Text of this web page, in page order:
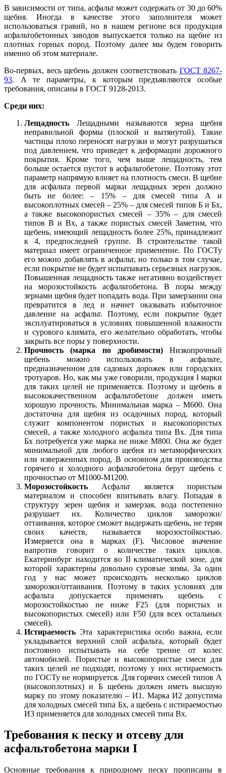
В зависимости от типа, асфальт может содержать от 30 до 60%
щебня. Иногда в качестве этого заполнителя может
использоваться гравий, но в нашем регионе вся продукция
асфальтобетонных заводов выпускается только на щебне из
плотных горных пород. Поэтому далее мы будем говорить
именно об этом материале.
Во-первых, весь щебень должен соответствовать ГОСТ 8267-
93. А те параметры, к которым предъявляются особые
требования, описаны в ГОСТ 9128-2013.
Среди них:
Лещадность
Лещадными называются зерна щебня
неправильной формы (плоской и вытянутой). Такие
частицы плохо переносят нагрузки и могут разрушаться
под давлением, что приведет к деформации дорожного
покрытия. Кроме того, чем выше лещадность, тем
больше остается пустот в асфальтобетоне. Поэтому этот
параметр напрямую влияет на плотность смеси. В щебне
для асфальта первой марки лещадных зерен должно
быть не более: – 15% – для смесей типа А и
высокоплотных смесей – 25% – для смесей типов Б и Бх,
а также высокопористых смесей – 35% – для смесей
типов В и Вх, а также пористых смесей Заметим, что
щебень, имеющий лещадность более 25%, принадлежит
к 4, предпоследней группе. В строительстве такой
материал имеет ограниченное применение. По ГОСТу
его можно добавлять в асфальт, но только в том случае,
если покрытие не будет испытывать серьезных нагрузок.
Повышенная лещадность также негативно воздействует
на морозостойкость асфальтобетона. В поры между
зернами щебня будет попадать вода. При замерзании она
превратится в лед и начнет оказывать избыточное
давление на асфальт. Поэтому, если покрытие будет
эксплуатироваться в условиях повышенной влажности
и сурового климата, его желательно обработать, чтобы
закрыть все поры у поверхности.
Прочность (марка по дробимости) Низкопрочный
щебень можно использовать в асфальте,
предназначенном для садовых дорожек или городских
тротуаров. Но, как мы уже говорили, продукция I марки
для таких целей не применяется. Поэтому и щебень в
высококачественном асфальтобетоне должен иметь
хорошую прочность. Минимальная марка – М600. Она
достаточна для щебня из осадочных пород, который
служит компонентом пористых и высокопористых
смесей, а также холодного асфальта типа Вх. Для типа
Бх потребуется уже марка не ниже М800. Она же будет
минимальной для любого щебня из метаморфических
или изверженных пород. В основном для производства
горячего и холодного асфальтобетона берут щебень с
прочностью от М1000-М1200.
Морозостойкость Асфальт является пористым
материалом и способен впитывать влагу. Попадая в
структуру зерен щебня и замерзая, вода постепенно
разрушает их. Количество циклов заморозки/
оттаивания, которое сможет выдержать щебень, не теряя
своих качеств, называется морозостойкостью.
Измеряется она в марках (F). Числовое значение
напротив говорит о количестве таких циклов.
Екатеринбург находится во II климатической зоне, для
которой характерны довольно суровые зимы. За один
год у нас может происходить несколько циклов
заморозки/оттаивания. Поэтому в таких условиях для
асфальта допускается применять щебень с
морозостойкостью не ниже F25 (для пористых и
высокопористых смесей) или F50 (для всех остальных
смесей).
ИстираемостьЭта характеристика особо важна, если
укладывается верхний слой асфальта, который будет
постоянно испытывать на себе трение от колес
автомобилей. Пористые и высокопористые смеси для
таких целей не подходят, поэтому у них истираемость
по ГОСТу не нормируется. Для горячих смесей типов А
(высокоплотных) и Б щебень должен иметь высшую
марку по этому показателю – И1. Марка И2 допустима
для холодных смесей типа Бх, а щебень с истираемостью
И3 применяется для холодных смесей типа Вх.
Требования к песку и отсеву для
асфальтобетона марки I
Основные требования к природному песку прописаны в